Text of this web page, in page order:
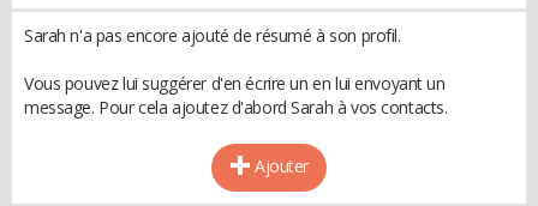
Sarah n'a pas encore ajouté de résumé à son profil.
Vous pouvez lui suggérer d'en écrire un en lui envoyant un
message. Pour cela ajoutez d'abord Sarah à vos contacts.
Ajouter